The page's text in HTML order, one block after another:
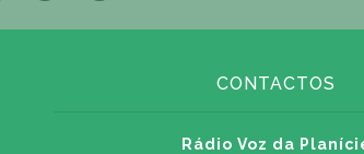
CONTACTOS
Rádio Voz da